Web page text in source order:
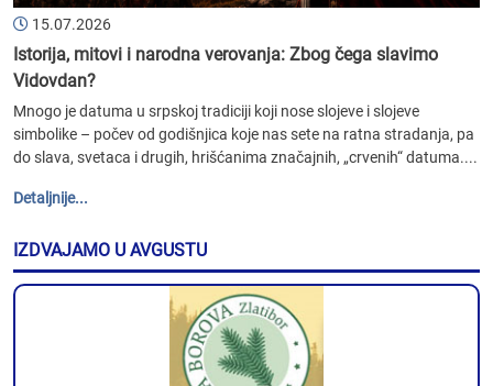
15.07.2026
Istorija, mitovi i narodna verovanja: Zbog čega slavimo
Vidovdan?
Mnogo je datuma u srpskoj tradiciji koji nose slojeve i slojeve
simbolike – počev od godišnjica koje nas sete na ratna stradanja, pa
do slava, svetaca i drugih, hrišćanima značajnih, „crvenih“ datuma....
Detaljnije...
IZDVAJAMO U AVGUSTU